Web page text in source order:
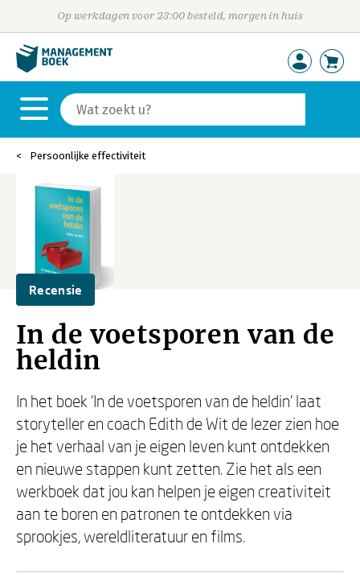
Op werkdagen voor 23:00 besteld, morgen in huis
Persoonlijke effectiviteit
Recensie
In de voetsporen van de
heldin
In het boek ‘In de voetsporen van de heldin’ laat
storyteller en coach Edith de Wit de lezer zien hoe
je het verhaal van je eigen leven kunt ontdekken
en nieuwe stappen kunt zetten. Zie het als een
werkboek dat jou kan helpen je eigen creativiteit
aan te boren en patronen te ontdekken via
sprookjes, wereldliteratuur en films.